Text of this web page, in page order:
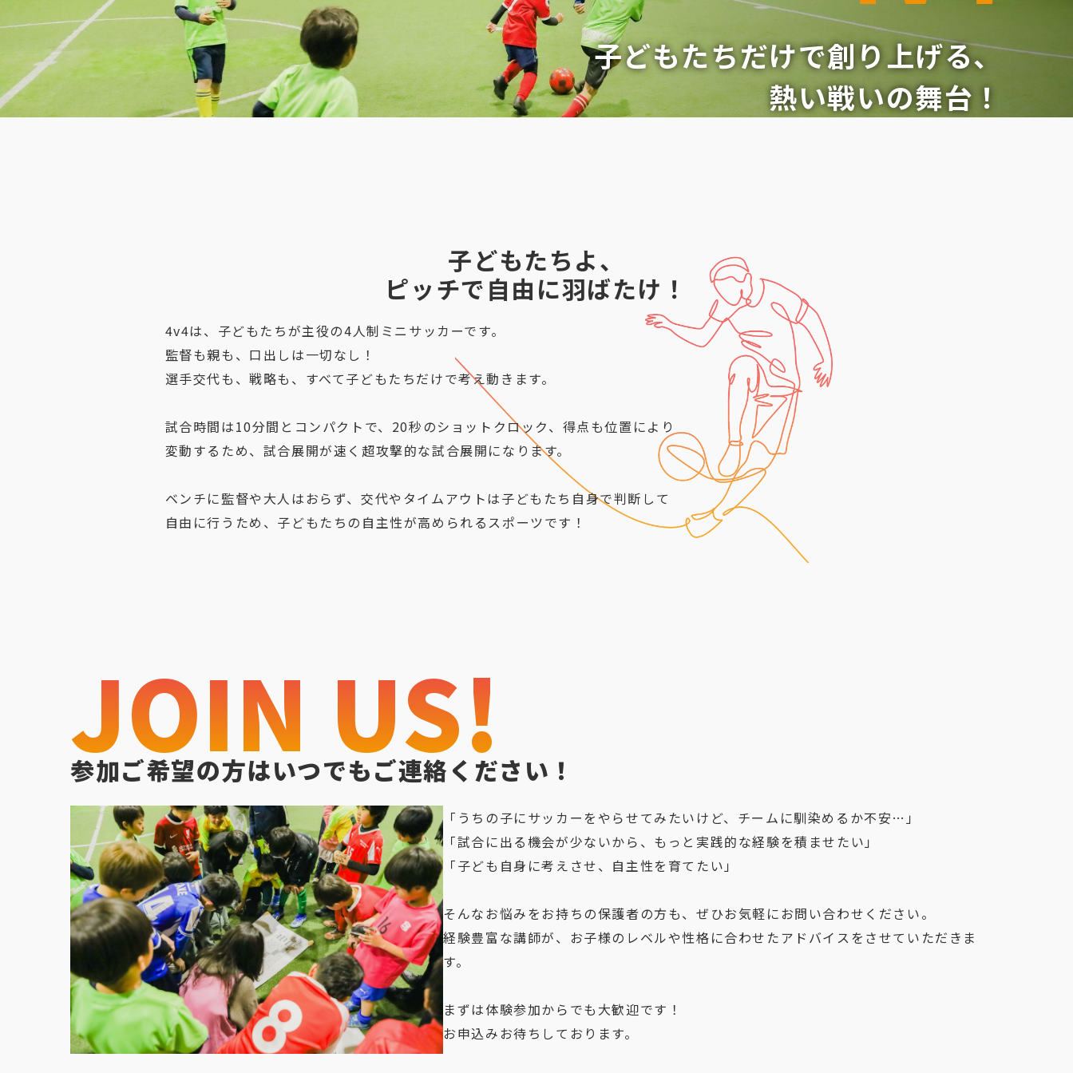
子どもたちだけで創り上げる、
熱い戦いの舞台！
子どもたちよ、
ピッチで自由に羽ばたけ！
4v4は、子どもたちが主役の4人制ミニサッカーです。
監督も親も、口出しは一切なし！
選手交代も、戦略も、すべて子どもたちだけで考え動きます。
試合時間は10分間とコンパクトで、20秒のショットクロック、得点も位置により
変動するため、試合展開が速く超攻撃的な試合展開になります。
ベンチに監督や大人はおらず、交代やタイムアウトは子どもたち自身で判断して
自由に行うため、子どもたちの自主性が高められるスポーツです！
JOIN US!
参加ご希望の方はいつでもご連絡ください！
「うちの子にサッカーをやらせてみたいけど、チームに馴染めるか不安…」
「試合に出る機会が少ないから、もっと実践的な経験を積ませたい」
「子ども自身に考えさせ、自主性を育てたい」
そんなお悩みをお持ちの保護者の方も、ぜひお気軽にお問い合わせください。
経験豊富な講師が、お子様のレベルや性格に合わせたアドバイスをさせていただきま
す。
まずは体験参加からでも大歓迎です！
お申込みお待ちしております。